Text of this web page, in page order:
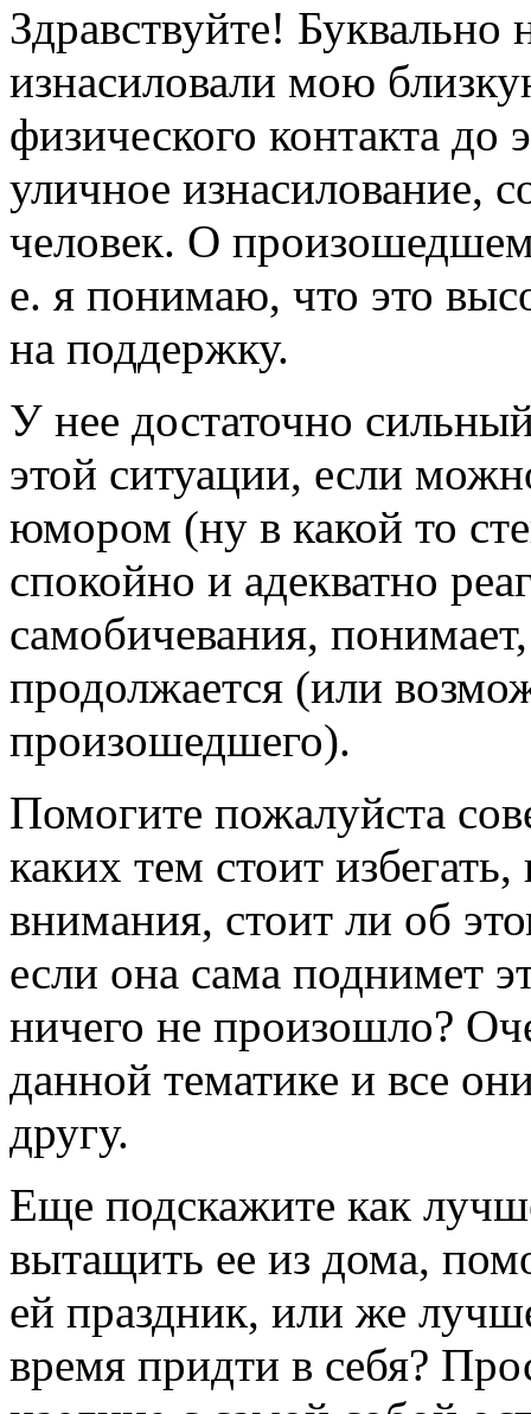
Здравствуйте! Буквально
изнасиловали мою
физического контакта
уличное изнасилование,
человек. О
е. я понимаю, что это
на поддержку.
У нее достаточно
этой ситуации, если
юмором (ну в какой то
спокойно и адекватно
самобичевания,
продолжается (или
произошедшего).
Помогите пожалуйста
каких тем стоит
внимания, стоит ли об
если она сама поднимет
ничего не произошло?
данной тематике и все
другу.
Еще подскажите как
вытащить ее из дома,
ей праздник, или же
время придти в себя?